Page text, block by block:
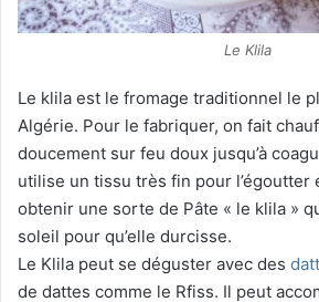
Le Klila
Le klila est le fromage traditionnel le
Algérie. Pour le fabriquer, on fait
doucement sur feu doux jusqu’à
utilise un tissu très fin pour l’égoutter
obtenir une sorte de Pâte « le klila »
soleil pour qu’elle durcisse.
Le Klila peut se déguster avec des
de dattes comme le Rfiss. Il peut